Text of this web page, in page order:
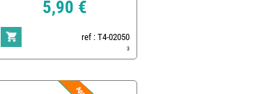
5,90 €
ref : T4-02050
3